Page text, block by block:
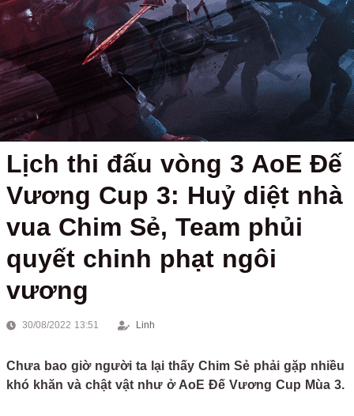
Lịch thi đấu vòng 3 AoE Đế
Vương Cup 3: Huỷ diệt nhà
vua Chim Sẻ, Team phủi
quyết chinh phạt ngôi
vương
30/08/2022 13:51 Linh
Chưa bao giờ người ta lại thấy Chim Sẻ phải gặp nhiều
khó khăn và chật vật như ở AoE Đế Vương Cup Mùa 3.